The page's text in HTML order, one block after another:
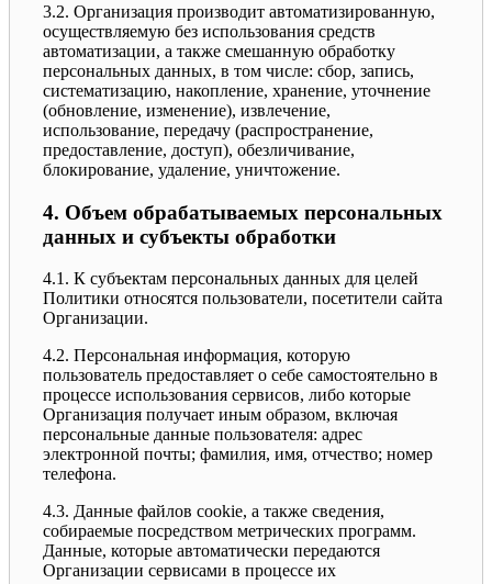
3.2. Организация производит автоматизированную,
осуществляемую без использования средств
автоматизации, а также смешанную обработку
персональных данных, в том числе: сбор, запись,
систематизацию, накопление, хранение, уточнение
(обновление, изменение), извлечение,
использование, передачу (распространение,
предоставление, доступ), обезличивание,
блокирование, удаление, уничтожение.
4. Объем обрабатываемых персональных
данных и субъекты обработки
4.1. К субъектам персональных данных для целей
Политики относятся пользователи, посетители сайта
Организации.
4.2. Персональная информация, которую
пользователь предоставляет о себе самостоятельно в
процессе использования сервисов, либо которые
Организация получает иным образом, включая
персональные данные пользователя: адрес
электронной почты; фамилия, имя, отчество; номер
телефона.
4.3. Данные файлов cookie, а также сведения,
собираемые посредством метрических программ.
Данные, которые автоматически передаются
Организации сервисами в процессе их